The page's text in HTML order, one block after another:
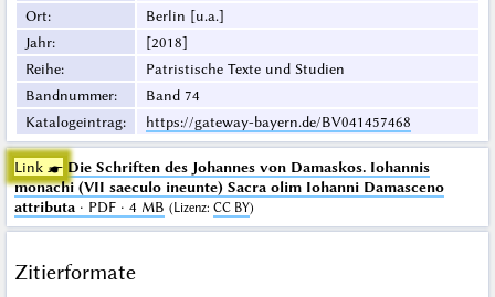
Ort:
Berlin [u.a.]
Jahr:
[2018]
Reihe:
Patristische Texte und Studien
Bandnummer:
Band 74
Katalogeintrag: https://gateway-bayern.de/BV041457468
Link ☛ Die Schriften des Johannes von Damaskos. Iohannis
monachi (VII saeculo ineunte) Sacra olim Iohanni Damasceno
attributa· PDF · 4 MB (Lizenz: CC BY)
Zitierformate